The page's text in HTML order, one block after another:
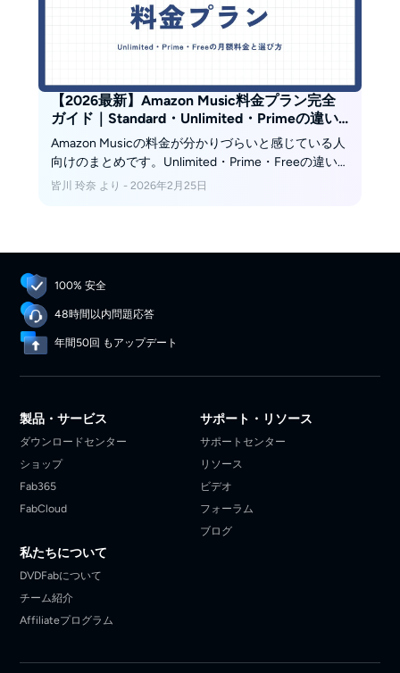
【2026最新】Amazon Music料金プラン完全
ガイド｜Standard・Unlimited・Primeの違い
と「解約後」の活用法
Amazon Musicの料金が分かりづらいと感じている人
向けのまとめです。Unlimited・Prime・Freeの違い
と月額料金、日本で選べる主なプランを表で整理し
皆川 玲奈 より - 2026年2月25日
100% 安全
48時間以内問題応答
年間50回 もアップデート
製品・サービス
ダウンロードセンター
ショップ
Fab365
FabCloud
サポート・リソース
サポートセンター
リソース
ビデオ
フォーラム
ブログ
私たちについて
DVDFabについて
チーム紹介
Affiliateプログラム